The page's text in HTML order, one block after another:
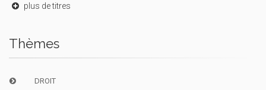
plus de titres
Thèmes
DROIT